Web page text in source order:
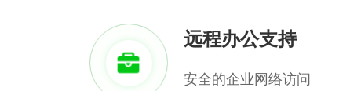
远程办公支持
安全的企业网络访问